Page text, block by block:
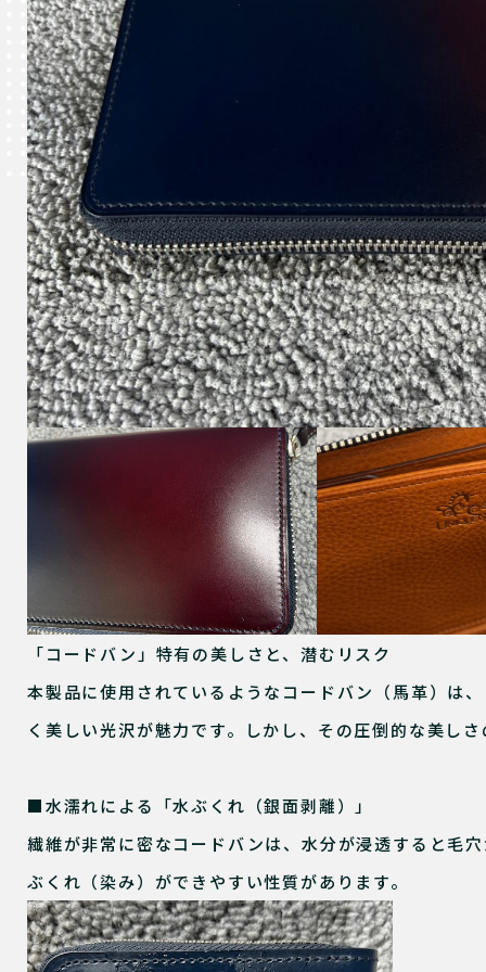
「コードバン」特有の美しさと、潜むリスク
本製品に使用されているようなコードバン（馬革）は
く美しい光沢が魅力です。しかし、その圧倒的な美し
■水濡れによる「水ぶくれ（銀面剥離）」
繊維が非常に密なコードバンは、水分が浸透すると毛
ぶくれ（染み）ができやすい性質があります。